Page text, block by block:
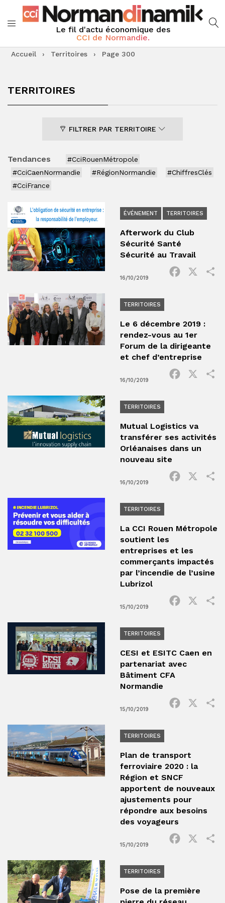
Le fil d'actu économique des
CCI de Normandie.
Accueil › Territoires › Page 300
TERRITOIRES
FILTRER PAR TERRITOIRE
Tendances
#CciRouenMétropole
#CciCaenNormandie
#RégionNormandie
#ChiffresClés
#CciFrance
ÉVÉNEMENT TERRITOIRES
Afterwork du Club
Sécurité Santé
Sécurité au Travail
16/10/2019
Facebook
TERRITOIRES
Le 6 décembre 2019 :
rendez-vous au 1er
Forum de la dirigeante
et chef d’entreprise
16/10/2019
Facebook
TERRITOIRES
Mutual Logistics va
transférer ses activités
Orléanaises dans un
nouveau site
16/10/2019
Facebook
TERRITOIRES
La CCI Rouen Métropole
soutient les
entreprises et les
commerçants impactés
par l’incendie de l’usine
Lubrizol
15/10/2019
Facebook
TERRITOIRES
CESI et ESITC Caen en
partenariat avec
Bâtiment CFA
Normandie
15/10/2019
Facebook
TERRITOIRES
Plan de transport
ferroviaire 2020 : la
Région et SNCF
apportent de nouveaux
ajustements pour
répondre aux besoins
des voyageurs
15/10/2019
Facebook
TERRITOIRES
Pose de la première